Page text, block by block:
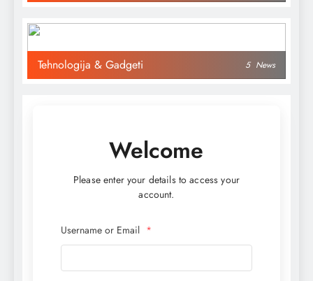
Tehnologija & Gadgeti 5 News
Welcome
Please enter your details to access your
account.
Username or Email *